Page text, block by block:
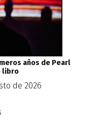
años de Pearl
libro
de 2026